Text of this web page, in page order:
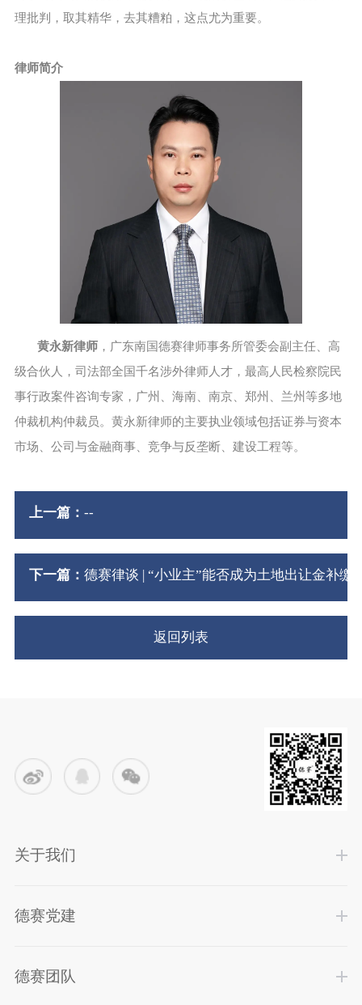
理批判，取其精华，去其糟粕，这点尤为重要。
律师简介
黄永新律师 ，广东南国德赛律师事务所管委会副主任、高
级合伙人，司法部全国千名涉外律师人才，最高人民检察院民
事行政案件咨询专家，广州、海南、南京、郑州、兰州等多地
仲裁机构仲裁员。黄永新律师的主要执业领域包括证券与资本
市场、公司与金融商事、竞争与反垄断、建设工程等。
上一篇： --
下一篇： 德赛律谈 | “小业主”能否成为土地出让金补缴
返回列表
关于我们
德赛党建
德赛团队